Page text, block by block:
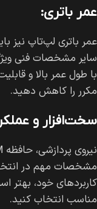
عمر باتری:
عمر باتری لپ‌تاپ نیز
سایر مشخصات فنی
با طول عمر بالا و
مکرر را کاهش دهید.
سخت‌افزار و
مشخصات مهم در
کاربردهای خود، بهتر
مناسب انتخاب کنید.